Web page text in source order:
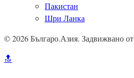
Пакистан
Шри Ланка
© 2026 Българо.Азия. Задвижвано от
🔝